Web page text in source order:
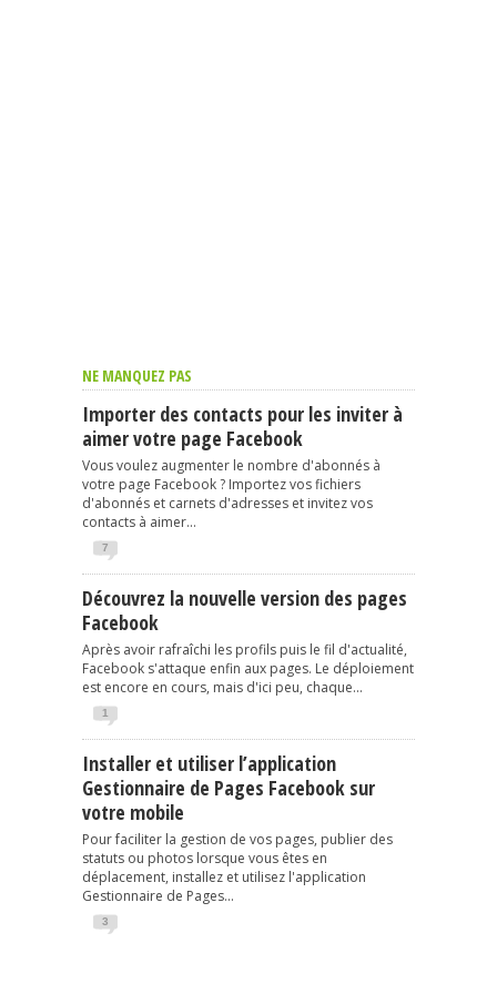
NE MANQUEZ PAS
Importer des contacts pour les inviter à
aimer votre page Facebook
Vous voulez augmenter le nombre d'abonnés à
votre page Facebook ? Importez vos fichiers
d'abonnés et carnets d'adresses et invitez vos
contacts à aimer...
7
Découvrez la nouvelle version des pages
Facebook
Après avoir rafraîchi les profils puis le fil d'actualité,
Facebook s'attaque enfin aux pages. Le déploiement
est encore en cours, mais d'ici peu, chaque...
1
Installer et utiliser l’application
Gestionnaire de Pages Facebook sur
votre mobile
Pour faciliter la gestion de vos pages, publier des
statuts ou photos lorsque vous êtes en
déplacement, installez et utilisez l'application
Gestionnaire de Pages...
3